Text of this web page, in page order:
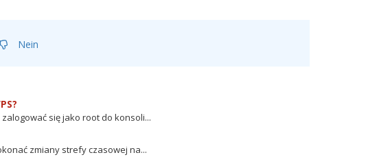
Nein
się jako root do konsoli...
zmiany strefy czasowej na...